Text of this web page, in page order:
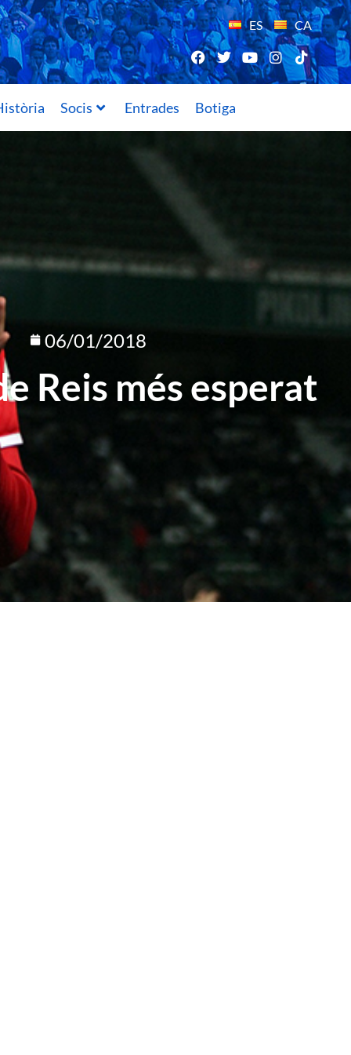
ES CA
Socis Entrades Botiga
06/01/2018
Reis més esperat